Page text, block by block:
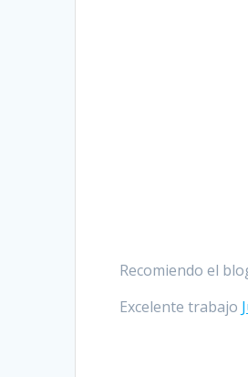
Recomiendo el
Excelente trabajo